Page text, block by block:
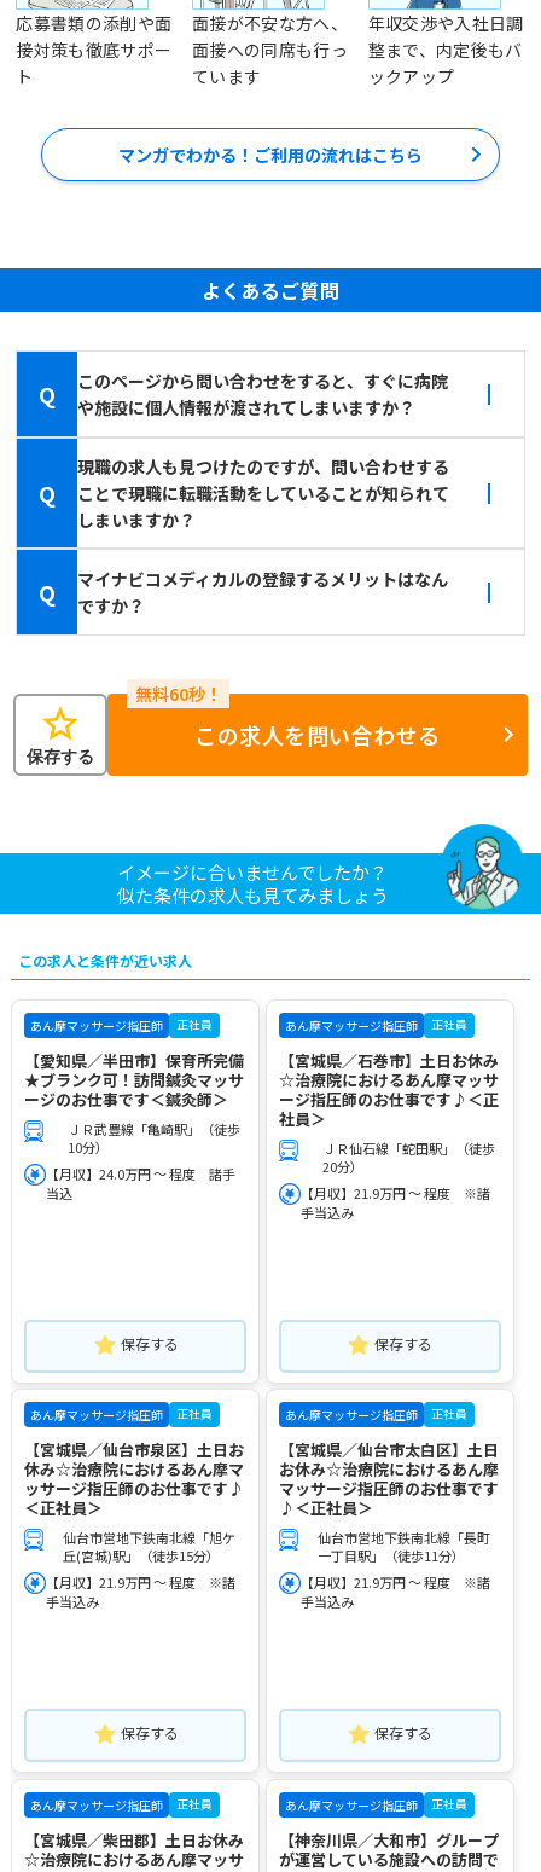
応募書類の添削や面
接対策も徹底サポー
ト
面接が不安な方へ、
面接への同席も行っ
ています
年収交渉や入社日調
整まで、内定後もバ
ックアップ
マンガでわかる！ご利用の流れはこちら
よくあるご質問
Q
このページから問い合わせをすると、すぐに病院
や施設に個人情報が渡されてしまいますか？
Q
現職の求人も見つけたのですが、問い合わせする
ことで現職に転職活動をしていることが知られて
しまいますか？
Q
マイナビコメディカルの登録するメリットはなん
ですか？
star
保存する
この求人を問い合わせる
イメージに合いませんでしたか？
似た条件の求人も見てみましょう
この求人と条件が近い求人
あん摩マッサージ指圧師 正社員
【愛知県／半田市】保育所完備
★ブランク可！訪問鍼灸マッサ
ージのお仕事です＜鍼灸師＞
ＪＲ武豊線「亀崎駅」（徒歩
10分）
【月収】24.0万円 ～ 程度 諸手
当込
保存する
あん摩マッサージ指圧師 正社員
【宮城県／石巻市】土日お休み
☆治療院におけるあん摩マッサ
ージ指圧師のお仕事です♪＜正
社員＞
ＪＲ仙石線「蛇田駅」（徒歩
20分）
【月収】21.9万円 ～ 程度 ※諸
手当込み
保存する
あん摩マッサージ指圧師 正社員
【宮城県／仙台市泉区】土日お
休み☆治療院におけるあん摩マ
ッサージ指圧師のお仕事です♪
＜正社員＞
仙台市営地下鉄南北線「旭ケ
丘(宮城)駅」（徒歩15分）
【月収】21.9万円 ～ 程度 ※諸
手当込み
保存する
あん摩マッサージ指圧師 正社員
【宮城県／仙台市太白区】土日
お休み☆治療院におけるあん摩
マッサージ指圧師のお仕事です
♪＜正社員＞
仙台市営地下鉄南北線「長町
一丁目駅」（徒歩11分）
【月収】21.9万円 ～ 程度 ※諸
手当込み
保存する
あん摩マッサージ指圧師 正社員
【宮城県／柴田郡】土日お休み
☆治療院におけるあん摩マッサ
あん摩マッサージ指圧師 正社員
【神奈川県／大和市】グループ
が運営している施設への訪問で